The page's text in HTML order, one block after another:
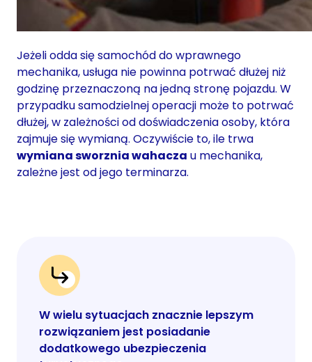
Jeżeli odda się samochód do wprawnego
mechanika, usługa nie powinna potrwać dłużej niż
godzinę przeznaczoną na jedną stronę pojazdu. W
przypadku samodzielnej operacji może to potrwać
dłużej, w zależności od doświadczenia osoby, która
zajmuje się wymianą. Oczywiście to, ile trwa
wymiana sworznia wahacza u mechanika,
zależne jest od jego terminarza.
W wielu sytuacjach znacznie lepszym
rozwiązaniem jest posiadanie
dodatkowego ubezpieczenia